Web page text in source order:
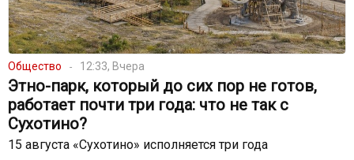
Общество 12:33, Вчера
Этно-парк, который до сих пор не готов,
работает почти три года: что не так с
Сухотино?
15 августа «Сухотино» исполняется три года